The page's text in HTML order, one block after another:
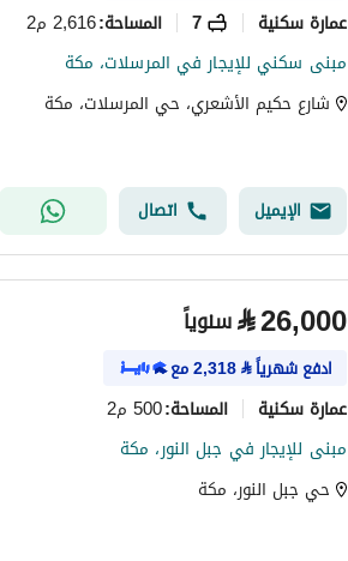
عمارة سكنية 7 المساحة:2,616 م2
مبنى سكني للإيجار في المرسلات، مكة
شارع حكيم الأشعري، حي المرسلات، مكة
الإيميل اتصال
⃁26,000 سنوياً
ادفع شهرياً⃁
2,318مع
عمارة سكنية المساحة:500 م2
مبنى للإيجار في جبل النور، مكة
حي جبل النور، مكة